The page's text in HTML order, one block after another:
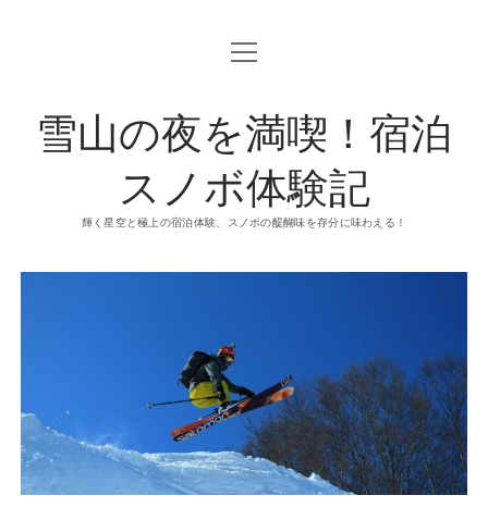
o
p
e
n
雪山の夜を満喫！宿泊
スノボ体験記
輝く星空と極上の宿泊体験、スノボの醍醐味を存分に味わえる！